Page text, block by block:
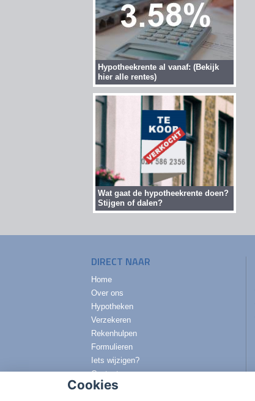
Cookies
Hypotheekrente al vanaf: (Bekijk
hier alle rentes)
Wat gaat de hypotheekrente doen?
Stijgen of dalen?
DIRECT NAAR
Home
Over ons
Hypotheken
Verzekeren
Rekenhulpen
Formulieren
Iets wijzigen?
Contact